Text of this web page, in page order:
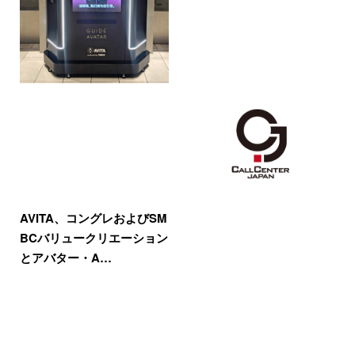
AVITA、コングレおよびSM
BCバリュークリエーション
とアバター・A…